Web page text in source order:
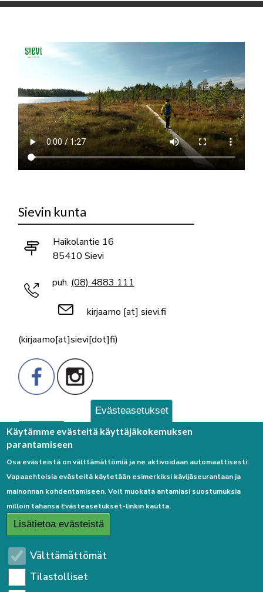
Sievin kunta
Haikolantie 16
85410 Sievi
puh. (08) 4883 111
kirjaamo [at] sievi.fi
(kirjaamo[at]sievi[dot]fi)
Palaute
Linkkejä
Etusivulle
Kirjaudu sisään
Saavutettavuusseloste
Evästeasetukset
Käytämme evästeitä käyttäjäkokemuksen
parantamiseen
Osa evästeistä on välttämättömiä ja ne aktivoidaan automaattisesti.
Vapaaehtoisia evästeitä käytetään esimerkiksi kävijäseurantaan ja
mainonnan kohdentamiseen. Voit muokata antamiasi suostumuksia
milloin tahansa Evästeasetukset-linkin kautta.
Lisätietoa evästeistä
Välttämättömät
Tilastolliset